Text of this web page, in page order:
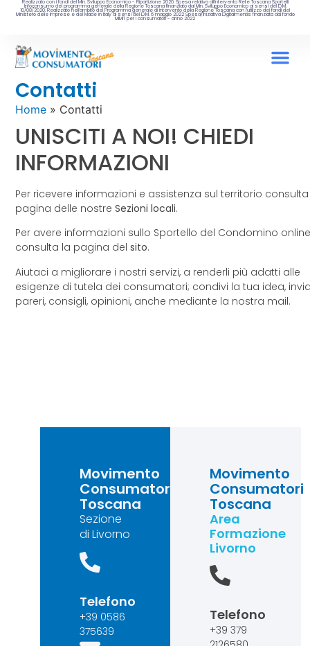
Realizzato con i fondi del Min. Sviluppo Economico - Ripartizione 2020. Spesa relativa all’intervento Rete Toscana Sportelli
Infoconsumo del programma generale della Regione Toscana finanziato dal Min. Sviluppo Economico ai sensi del D.M.
10/08/2020. Realizzato nell’ambito del Programma generale di intervento della Regione Toscana con l’utilizzo dei fondi del
Ministero delle Imprese e del Made in Italy ai sensi del D.M. 6 maggio 2022 Spesa/iniziativa Digitalmentis finanziata dal fondo
MIMIT per i consumatori - anno 2022
Contatti
Home » Contatti
UNISCITI A NOI! CHIEDI
INFORMAZIONI
Per ricevere informazioni e assistenza sul territorio
pagina delle nostreSezionilocali.
Per avere informazioni sullo Sportello del Condomino
consulta la pagina delsito.
Aiutaci a migliorare i nostri servizi, a renderli più adatti alle
esigenze di tutela dei consumatori; condivi la tua idea,
pareri, consigli, opinioni, anche mediante la nostra mail.
Movimento
Consumatori
Toscana
Sezione
di Livorno
Telefono
+39 0586
375639
Movimento
Consumatori
Toscana
Area
Formazione
Livorno
Telefono
+39 379